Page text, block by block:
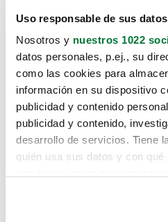
Uso responsable de sus datos
Nosotros y nuestros 1022
datos personales, p.ej., su
como las cookies para
información en su dispositivo
publicidad y contenido
publicidad y contenido,
desarrollo de servicios. Tiene
quién usa sus datos y con qué
Lo sentimos, no
te hemos traido
Pero puedes encontrar el
buscando en alguno de